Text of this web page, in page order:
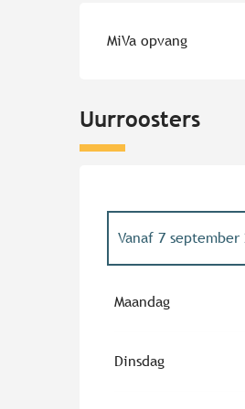
MiVa opvang
Uurroosters
Vanaf 7 september
Maandag
Dinsdag